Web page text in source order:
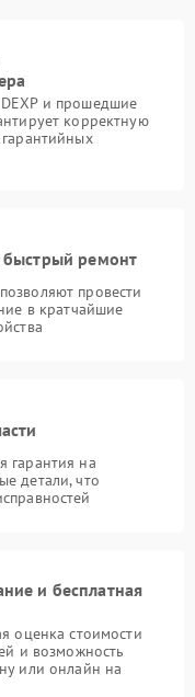
и прошедшие
корректную
быстрый ремонт
провести
в кратчайшие
гарантия на
детали, что
и бесплатная
оценка стоимости
и возможность
или онлайн на